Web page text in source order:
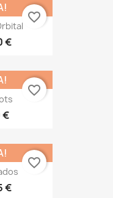
€
favorite_border
€
favorite_border
€
favorite_border